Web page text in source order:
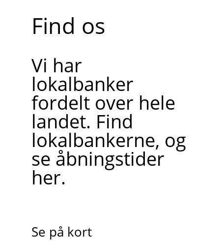
Find os
Vi har
lokalbanker
fordelt over hele
landet. Find
lokalbankerne, og
se åbningstider
her.
Se på kort